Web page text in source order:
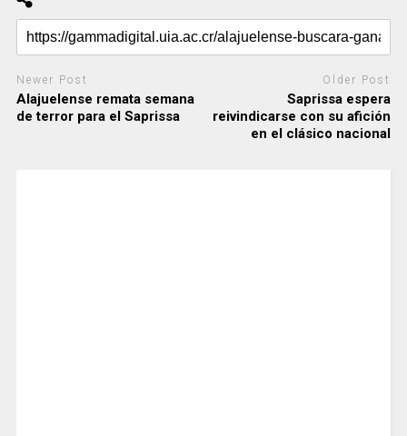
Newer Post
Alajuelense remata semana
de terror para el Saprissa
Older Post
Saprissa espera
reivindicarse con su afición
en el clásico nacional